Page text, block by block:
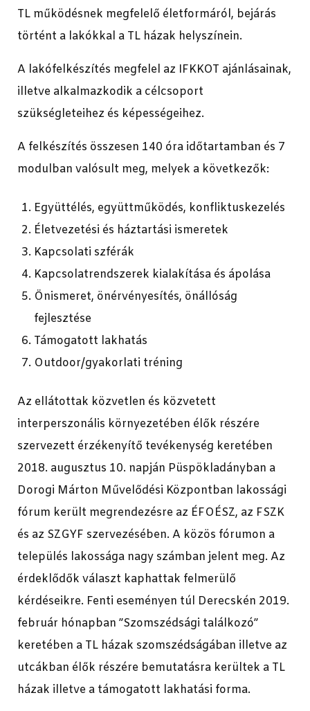
TL működésnek megfelelő életformáról, bejárás
történt a lakókkal a TL házak helyszínein.
A lakófelkészítés megfelel az IFKKOT ajánlásainak,
illetve alkalmazkodik a célcsoport
szükségleteihez és képességeihez.
A felkészítés összesen 140 óra időtartamban és 7
modulban valósult meg, melyek a következők:
Együttélés, együttműködés, konfliktuskezelés
Életvezetési és háztartási ismeretek
Kapcsolati szférák
Kapcsolatrendszerek kialakítása és ápolása
Önismeret, önérvényesítés, önállóság
fejlesztése
Támogatott lakhatás
Outdoor/gyakorlati tréning
Az ellátottak közvetlen és közvetett
interperszonális környezetében élők részére
szervezett érzékenyítő tevékenység keretében
2018. augusztus 10. napján Püspökladányban a
Dorogi Márton Művelődési Központban lakossági
fórum került megrendezésre az ÉFOÉSZ, az FSZK
és az SZGYF szervezésében. A közös fórumon a
település lakossága nagy számban jelent meg. Az
érdeklődők választ kaphattak felmerülő
kérdéseikre. Fenti eseményen túl Derecskén 2019.
február hónapban ”Szomszédsági találkozó”
keretében a TL házak szomszédságában illetve az
utcákban élők részére bemutatásra kerültek a TL
házak illetve a támogatott lakhatási forma.